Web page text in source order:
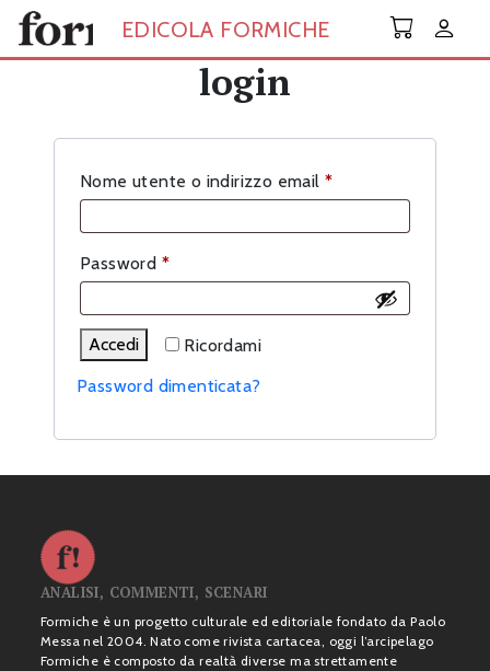
Skip to main content
EDICOLA FORMICHE
login
Nome utente o indirizzo email *Richiesto
Password *Richiesto
Ricordami
Accedi
Password dimenticata?
ANALISI, COMMENTI, SCENARI
Formiche è un progetto culturale ed editoriale fondato da Paolo
Messa nel 2004. Nato come rivista cartacea, oggi l’arcipelago
Formiche è composto da realtà diverse ma strettamente